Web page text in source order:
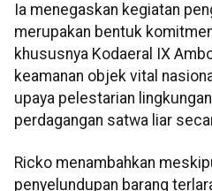
Ia menegaskan kegiatan
merupakan bentuk
khususnya Kodaeral IX
keamanan objek vital
upaya pelestarian
perdagangan satwa liar
Ricko menambahkan
penyelundupan barang